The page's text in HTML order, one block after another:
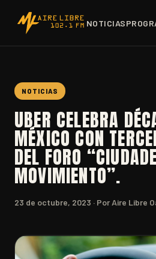
NOTICIAS
NOTICIAS
UBER CELEBRA
MÉXICO CON
DEL FORO
MOVIMIENTO”.
23 de octubre, 2023 · Por Aire Libre